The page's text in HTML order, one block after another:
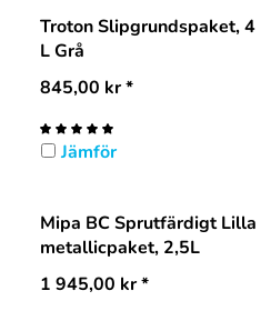
Troton Slipgrundspaket, 4
L Grå
845,00 kr*
Jämför
Mipa BC Sprutfärdigt Lilla
metallicpaket, 2,5L
1 945,00 kr*